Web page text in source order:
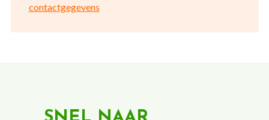
contactgegevens